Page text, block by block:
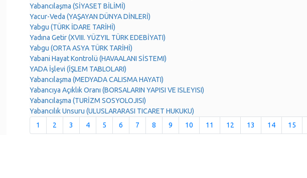
Yabancılaşma (SİYASET BİLİMİ)
Yacur-Veda (YAŞAYAN DÜNYA DİNLERİ)
Yabgu (TÜRK İDARE TARİHİ)
Yadına Getir (XVIII. YÜZYIL TÜRK EDEBİYATI)
Yabgu (ORTA ASYA TÜRK TARİHİ)
Yabani Hayat Kontrolü (HAVAALANI SİSTEMI)
YADA İşlevi (İŞLEM TABLOLARI)
Yabancılaşma (MEDYADA CALISMA HAYATI)
Yabancıya Açıklık Oranı (BORSALARIN YAPISI VE ISLEYISI)
Yabancılaşma (TURİZM SOSYOLOJISI)
Yabancılık Unsuru (ULUSLARARASI TICARET HUKUKU)
1
2 3 4 5 6 7 8 9 10 11 12 13 14 15